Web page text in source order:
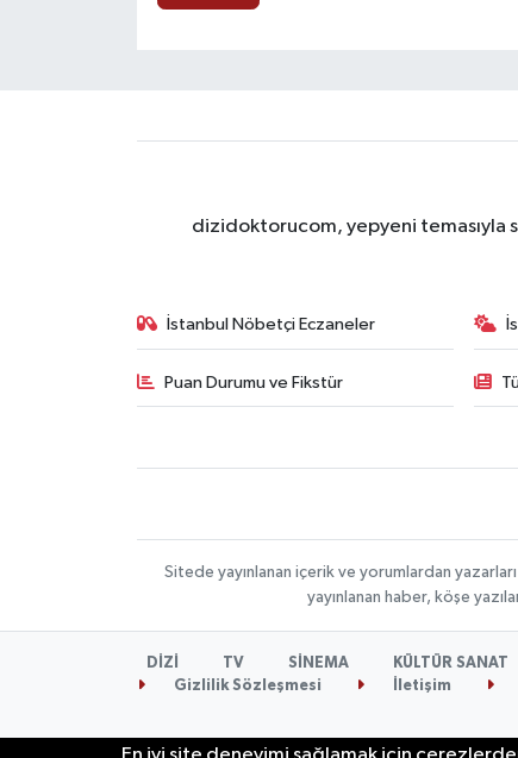
dizidoktorucom, yepyeni temasıyla
İstanbul Nöbetçi Eczaneler
Puan Durumu ve Fikstür
Sitede yayınlanan içerik ve yorumlardan
yayınlanan haber, köşe
DİZİ TV SİNEMA KÜLTÜR SANAT
Gizlilik Sözleşmesi
İletişim